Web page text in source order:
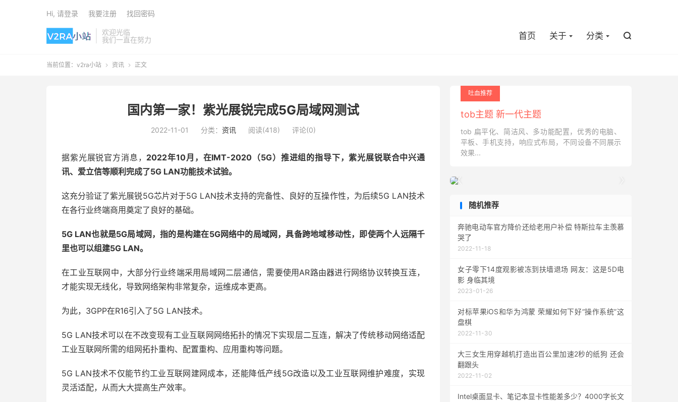
欢迎光临
我们一直在努力
首页 关于 分类 
Hi, 请登录 我要注册 找回密码
当前位置： v2ra小站  资讯  正文
国内第一家！紫光展锐完成5G局域网测试
2022-11-01 分类： 资讯 阅读(418) 评论(0)
据紫光展锐官方消息， 2022年10月，在IMT-2020（5G）推进组的指导下，紫光展锐联合中兴通
讯、爱立信等顺利完成了5G LAN功能技术试验。
这充分验证了紫光展锐5G芯片对于5G LAN技术支持的完备性、良好的互操作性，为后续5G LAN技术
在各行业终端商用奠定了良好的基础。
5G LAN也就是5G局域网，指的是构建在5G网络中的局域网，具备跨地域移动性，即使两个人远隔千
里也可以组建5G LAN。
在工业互联网中，大部分行业终端采用局域网二层通信，需要使用AR路由器进行网络协议转换互连，
才能实现无线化，导致网络架构非常复杂，运维成本更高。
为此，3GPP在R16引入了5G LAN技术。
5G LAN技术可以在不改变现有工业互联网网络拓扑的情况下实现层二互连，解决了传统移动网络适配
工业互联网所需的组网拓扑重构、配置重构、应用重构等问题。
5G LAN技术不仅能节约工业互联网建网成本，还能降低产线5G改造以及工业互联网维护难度，实现
灵活适配，从而大大提高生产效率。
吐血推荐
tob主题 新一代主题
tob 扁平化、简洁风、多功能配置，优秀的电脑、
平板、手机支持，响应式布局，不同设备不同展示
效果...

随机推荐
奔驰电动车官方降价还给老用户补偿 特斯拉车主羡慕
哭了
2022-11-18
女子零下14度观影被冻到扶墙退场 网友：这是5D电
影 身临其境
2023-01-26
对标苹果iOS和华为鸿蒙 荣耀如何下好“操作系统”这
盘棋
2022-11-30
大三女生用穿越机打造出百公里加速2秒的纸狗 还会
翻跟头
2022-11-02
Intel桌面显卡、笔记本显卡性能差多少？4000字长文